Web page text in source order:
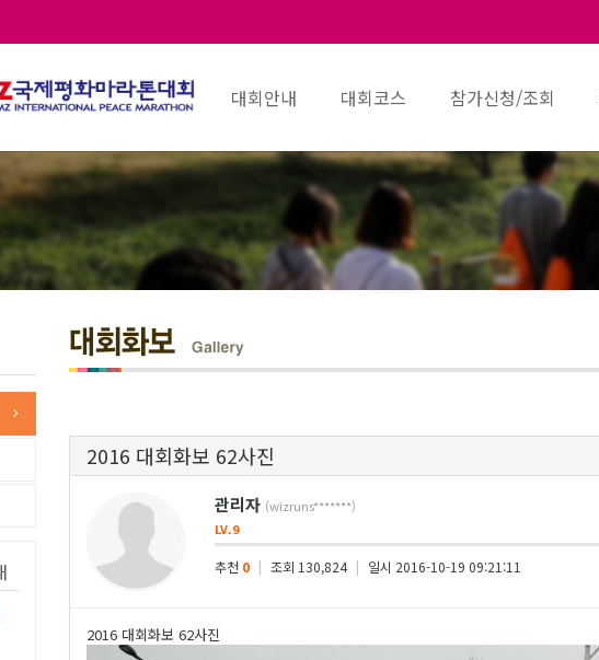
대회안내 대회코스 참가신청/조회
2016 대회화보 62사진
관리자 (wizruns*******)
LV.9
추천 0 | 조회 130,824 | 일시 2016-10-19 09:21:11
2016 대회화보 62사진